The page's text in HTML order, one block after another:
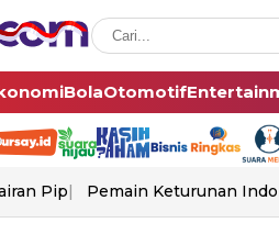
BolaOtomotif
Pip Pemain Keturunan